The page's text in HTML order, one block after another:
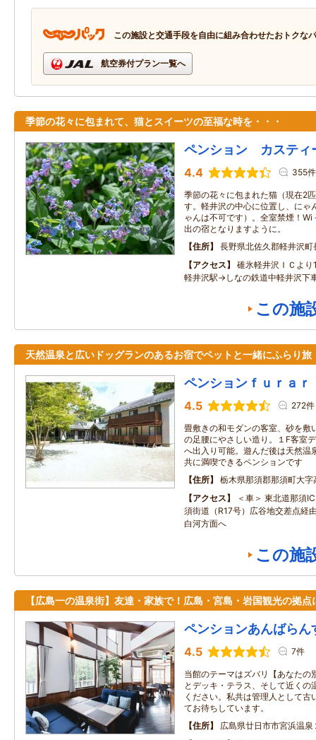
この施設と交通手段を自由に組み合わせたおトクな
航空券付プラン一覧へ
季節の花々に包まれて、猫とスイーツの至福な時を・・・
ペンション カスティ
4.4 355件
季節の花々に包まれた猫（現在2
す。軽井沢の中心に位置し、にゃ
ゃんは不可です）。全室禁煙！
出の宿となりますように。
住所
長野県北佐久郡軽井沢町
アクセス
碓氷軽井沢ＩＣよ
軽井沢駅→しなの鉄道中軽井沢下
この施
天然温泉と広いドッグランのあるお宿でペットと一緒にふらり旅
ペンションｆｕｒａｒ
4.5 272件
畳敷きの和モダンの客室、砂を敷
の足腰にやさしい造り。１F客室
へ出入り可能。遊んだ後は天然温
共に満喫できるペンションです
住所
栃木県那須郡那須町大字
アクセス
＜車＞ 東北道那須
須街道（R17号）広谷地交差点経
白河方面へ
この施
【広島一の温泉街】友達・家族で！広島・宮島・岩国観光の拠点
ペンションあんばらん
4.5 7件
当館のテーマはズバリ【あなた
とデッキ・テラス、そして近くの
ください。私共は管理人として古
てお待ちしています。
住所
広島県廿日市市宮浜温